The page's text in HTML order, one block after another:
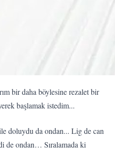
bir daha böylesine rezalet bir
başlamak istedim...
doluydu da ondan... Lig de can
de ondan… Sıralamada ki